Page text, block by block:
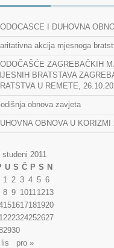
I DUHOVNA
akcija mjesnoga
ZAGREBAČKIH
BRATSTAVA
U REMETE,
obnova zavjeta
OBNOVA U
studeni 2011
U S Č P S N
1 2 3 4 5 6
8 9 10111213
151617181920
222324252627
2930
pro »